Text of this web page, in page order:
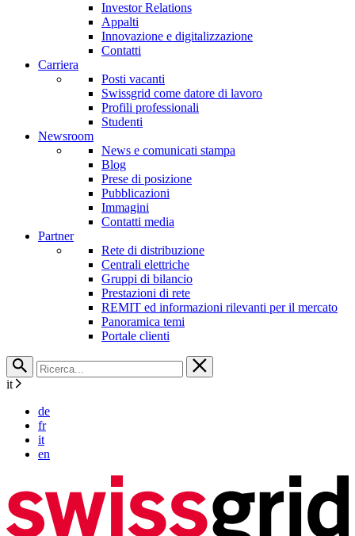
Investor Relations
Appalti
Innovazione e digitalizzazione
Contatti
Carriera
Posti vacanti
Swissgrid come datore di lavoro
Profili professionali
Studenti
Newsroom
News e comunicati stampa
Blog
Prese di posizione
Pubblicazioni
Immagini
Contatti media
Partner
Rete di distribuzione
Centrali elettriche
Gruppi di bilancio
Prestazioni di rete
REMIT ed informazioni rilevanti per il mercato
Panoramica temi
Portale clienti
it
de
fr
it
en